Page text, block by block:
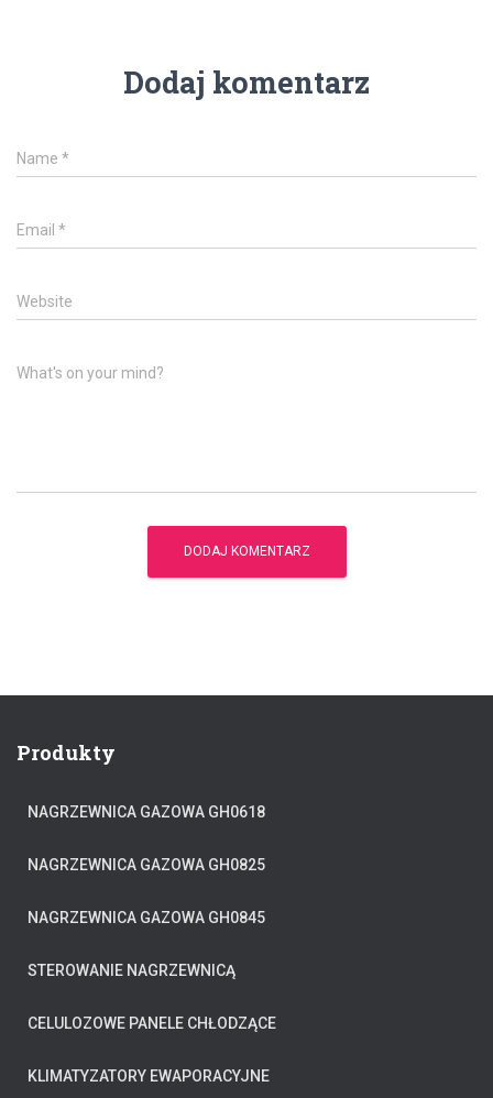
Dodaj komentarz
Name *
Email *
Website
What's on your mind?
Produkty
NAGRZEWNICA GAZOWA GH0618
NAGRZEWNICA GAZOWA GH0825
NAGRZEWNICA GAZOWA GH0845
STEROWANIE NAGRZEWNICĄ
CELULOZOWE PANELE CHŁODZĄCE
KLIMATYZATORY EWAPORACYJNE